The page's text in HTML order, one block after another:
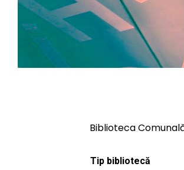
Biblioteca
Tip bibliotecă